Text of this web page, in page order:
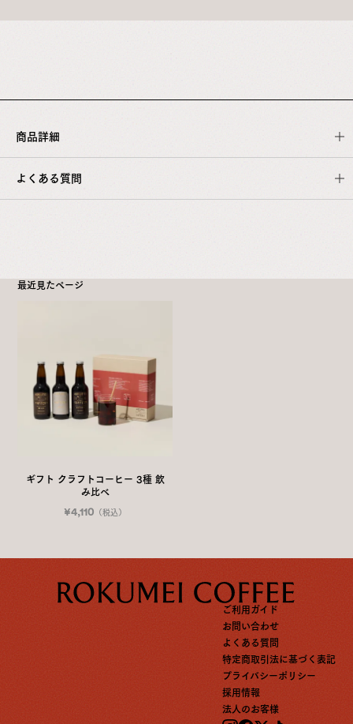
商品詳細
よくある質問
最近見たページ
ギフト クラフトコーヒー 3種 飲
み比べ
¥4,110 （税込）
ご利用ガイド
お問い合わせ
よくある質問
特定商取引法に基づく表記
プライバシーポリシー
採用情報
法人のお客様